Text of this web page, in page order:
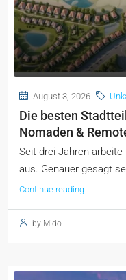
August 3, 2026
Die besten
Nomaden &
Seit drei Jahren
aus. Genauer gesagt
Continue reading
by Mido